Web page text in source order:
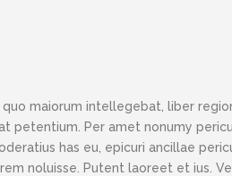
maiorum intellegebat, liber
Per amet nonumy
has eu, epicuri ancillae
noluisse. Putent laoreet et ius.